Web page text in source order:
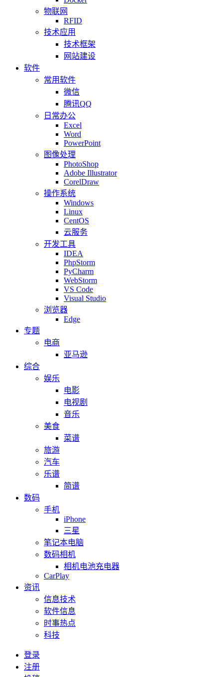
物联网
RFID
技术应用
技术框架
网站建设
软件
常用软件
微信
腾讯QQ
日常办公
Excel
Word
PowerPoint
图像处理
PhotoShop
Adobe Illustrator
CorelDraw
操作系统
Windows
Linux
CentOS
云服务
开发工具
IDEA
PhpStorm
PyCharm
WebStorm
VS Code
Visual Studio
浏览器
Edge
专题
电商
亚马逊
综合
娱乐
电影
电视剧
音乐
美食
菜谱
旅游
汽车
乐谱
简谱
数码
手机
iPhone
三星
笔记本电脑
数码相机
相机电池充电器
CarPlay
资讯
信息技术
软件信息
时事热点
科技
登录
注册